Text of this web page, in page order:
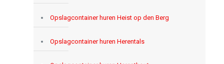
Opslagcontainer huren Heist op den Berg
Opslagcontainer huren Herentals